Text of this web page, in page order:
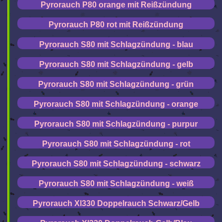
Pyrorauch P80 orange mit Reißzündung
Pyrorauch P80 rot mit Reißzündung
Pyrorauch S80 mit Schlagzündung - blau
Pyrorauch S80 mit Schlagzündung - gelb
Pyrorauch S80 mit Schlagzündung - grün
Pyrorauch S80 mit Schlagzündung - orange
Pyrorauch S80 mit Schlagzündung - purpur
Pyrorauch S80 mit Schlagzündung - rot
Pyrorauch S80 mit Schlagzündung - schwarz
Pyrorauch S80 mit Schlagzündung - weiß
Pyrorauch Xl330 Doppelrauch Schwarz/Gelb